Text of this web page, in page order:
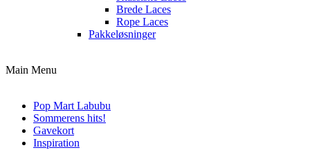
Brede Laces
Rope Laces
Pakkeløsninger
Main Menu
Pop Mart Labubu
Sommerens hits!
Gavekort
Inspiration